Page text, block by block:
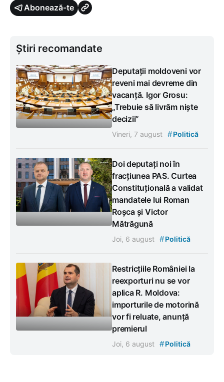
Abonează-te
Știri recomandate
Deputații moldoveni vor
reveni mai devreme din
vacanță. Igor Grosu:
„Trebuie să livrăm niște
decizii”
Vineri, 7 august #Politică
Doi deputați noi în
fracțiunea PAS. Curtea
Constituțională a validat
mandatele lui Roman
Roșca și Victor
Mătrăgună
Joi, 6 august #Politică
Restricțiile României la
reexporturi nu se vor
aplica R. Moldova:
importurile de motorină
vor fi reluate, anunță
premierul
Joi, 6 august #Politică